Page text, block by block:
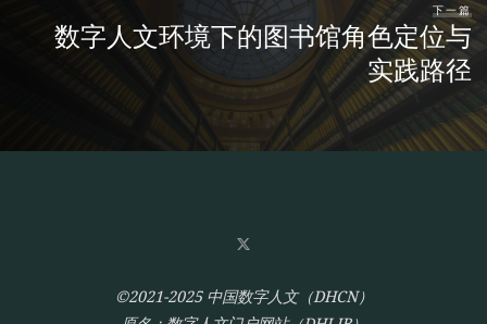
下一篇
数字人文环境下的图书馆角色定位与
实践路径
©2021-2025 中国数字人文（DHCN）